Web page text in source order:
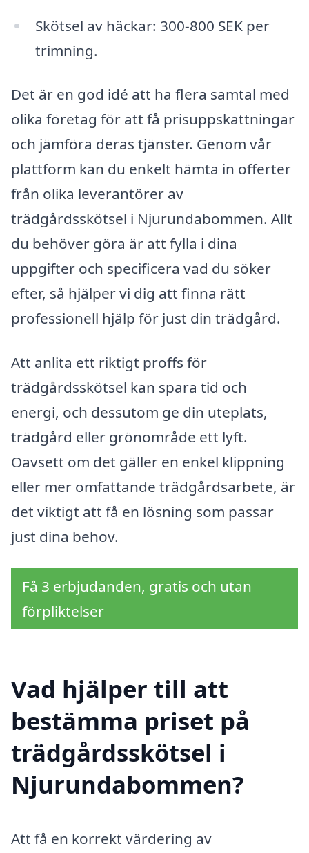
Skötsel av häckar: 300-800 SEK per
trimning.
Det är en god idé att ha flera samtal med
olika företag för att få prisuppskattningar
och jämföra deras tjänster. Genom vår
plattform kan du enkelt hämta in offerter
från olika leverantörer av
trädgårdsskötsel i Njurundabommen. Allt
du behöver göra är att fylla i dina
uppgifter och specificera vad du söker
efter, så hjälper vi dig att finna rätt
professionell hjälp för just din trädgård.
Att anlita ett riktigt proffs för
trädgårdsskötsel kan spara tid och
energi, och dessutom ge din uteplats,
trädgård eller grönområde ett lyft.
Oavsett om det gäller en enkel klippning
eller mer omfattande trädgårdsarbete, är
det viktigt att få en lösning som passar
just dina behov.
Få 3 erbjudanden, gratis och utan
förpliktelser
Vad hjälper till att
bestämma priset på
trädgårdsskötsel i
Njurundabommen?
Att få en korrekt värdering av